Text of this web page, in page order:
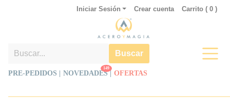
Carrito ( 0 )
Crear cuenta
Iniciar Sesión
Buscar
PRE-PEDIDOS | NOVEDADES
149
| OFERTAS